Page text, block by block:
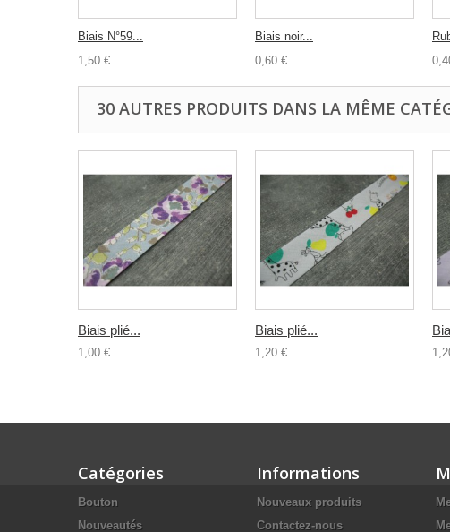
Biais N°59...
1,50 €
Biais noir...
0,60 €
30 AUTRES PRODUITS DANS LA MÊME
Biais plié...
1,00 €
Biais plié...
1,20 €
Catégories
Bouton
Nouveautés
Informations
Nouveaux produits
Contactez-nous